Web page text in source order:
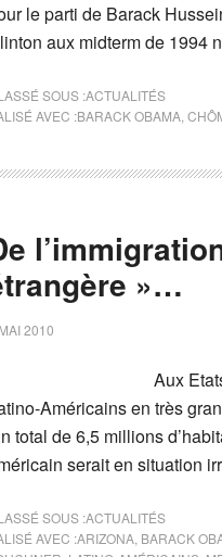
le parti de Barack
aux midterm de 1994
SOUS :ACTUALITÉS
AVEC :BARACK OBAMA
»…
2010
Aux
Américains en très
total de 6,5 millions
serait en situation
SOUS :ACTUALITÉS
AVEC :ARIZONA BARACK